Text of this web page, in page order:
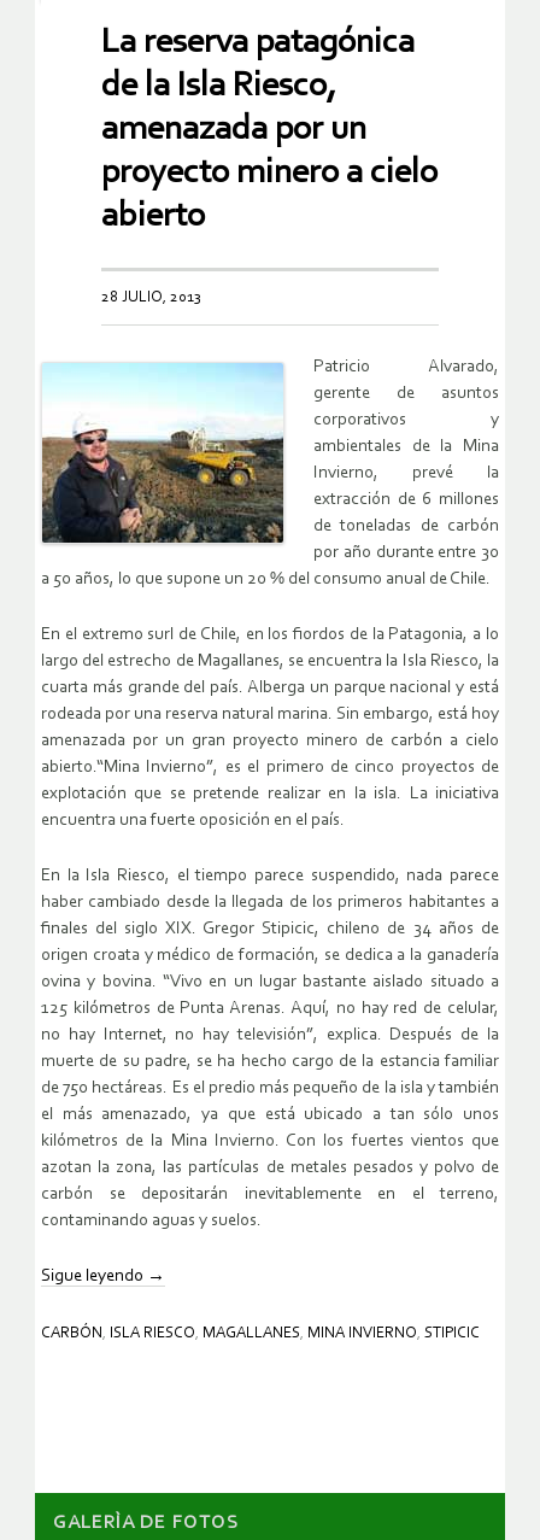
La reserva patagónica
de la Isla Riesco,
amenazada por un
proyecto minero a cielo
abierto
28 JULIO, 2013
Patricio Alvarado,
gerente de asuntos
corporativos y
ambientales de la Mina
Invierno, prevé la
extracción de 6 millones
de toneladas de carbón
por año durante entre 30
a 50 años, lo que supone un 20 % del consumo anual de Chile.
En el extremo surl de Chile, en los fiordos de la Patagonia, a lo
largo del estrecho de Magallanes, se encuentra la Isla Riesco, la
cuarta más grande del país. Alberga un parque nacional y está
rodeada por una reserva natural marina. Sin embargo, está hoy
amenazada por un gran proyecto minero de carbón a cielo
abierto.“Mina Invierno”, es el primero de cinco proyectos de
explotación que se pretende realizar en la isla. La iniciativa
encuentra una fuerte oposición en el país.
En la Isla Riesco, el tiempo parece suspendido, nada parece
haber cambiado desde la llegada de los primeros habitantes a
finales del siglo XIX. Gregor Stipicic, chileno de 34 años de
origen croata y médico de formación, se dedica a la ganadería
ovina y bovina. “Vivo en un lugar bastante aislado situado a
125 kilómetros de Punta Arenas. Aquí, no hay red de celular,
no hay Internet, no hay televisión”, explica. Después de la
muerte de su padre, se ha hecho cargo de la estancia familiar
de 750 hectáreas. Es el predio más pequeño de la isla y también
el más amenazado, ya que está ubicado a tan sólo unos
kilómetros de la Mina Invierno. Con los fuertes vientos que
azotan la zona, las partículas de metales pesados y polvo de
carbón se depositarán inevitablemente en el terreno,
contaminando aguas y suelos.
Sigue leyendo →
CARBÓN , ISLA RIESCO, MAGALLANES, MINA INVIERNO, STIPICIC
GALERÌA DE FOTOS